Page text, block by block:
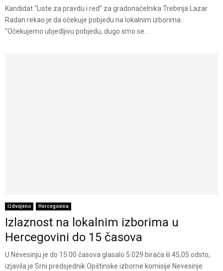
Kandidat “Liste za pravdu i red” za gradonačelnika Trebinja Lazar
Radan rekao je da očekuje pobjedu na lokalnim izborima.
“Očekujemo ubjedljivu pobjedu, dugo smo se...
Izdvojeno Hercegovina
Izlaznost na lokalnim izborima u
Hercegovini do 15 časova
U Nevesinju je do 15.00 časova glasalo 5.029 birača ili 45,05 odsto,
izjavila je Srni predsjednik Opštinske izborne komisije Nevesinje